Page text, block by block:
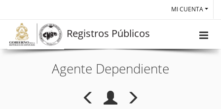
MI CUENTA
Registros Públicos
Agente Dependiente